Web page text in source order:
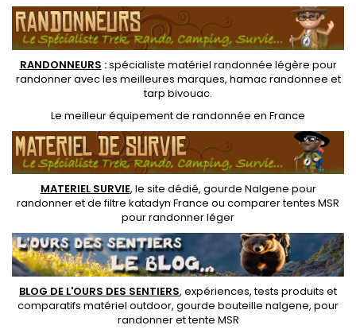
RANDONNEURS :spécialiste matériel randonnée légère pour
randonner avec les meilleures marques, hamac randonnee et
tarp bivouac.
Le meilleur équipement de randonnée en France
MATERIEL SURVIE, le site dédié, gourde Nalgene pour
randonneret defiltre katadyn France ou comparer tentes MSR
pour randonner léger
BLOG DE L'OURS DES SENTIERS, expériences, tests produits et
comparatifs matériel outdoor, gourde bouteille nalgene, pour
randonner ettente MSR